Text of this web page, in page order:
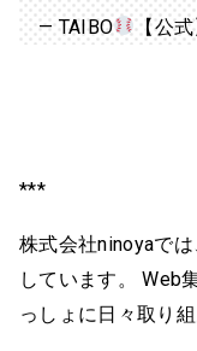
— TAIBO 【公
***
株式会社ninoyaで
しています。 Web
っしょに日々取り